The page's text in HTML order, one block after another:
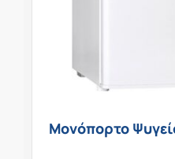
Μονόπορτο